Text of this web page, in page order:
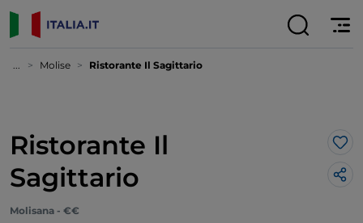
... Molise Ristorante Il Sagittario
Ristorante Il
Sagittario
Molisana - €€